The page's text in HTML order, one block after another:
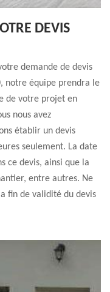
DEVIS
demande de devis
notre équipe prendra le
de votre projet en
nous avez
établir un devis
seulement. La date
ce devis, ainsi que la
entre autres. Ne
fin de validité du devis